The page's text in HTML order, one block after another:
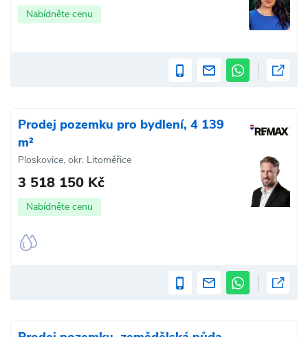
Nabídněte cenu
Prodej pozemku pro bydlení, 4 139
m²
Ploskovice, okr. Litoměřice
3 518 150 Kč
Nabídněte cenu